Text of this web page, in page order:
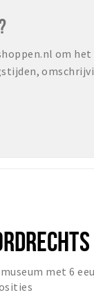
om
met 6